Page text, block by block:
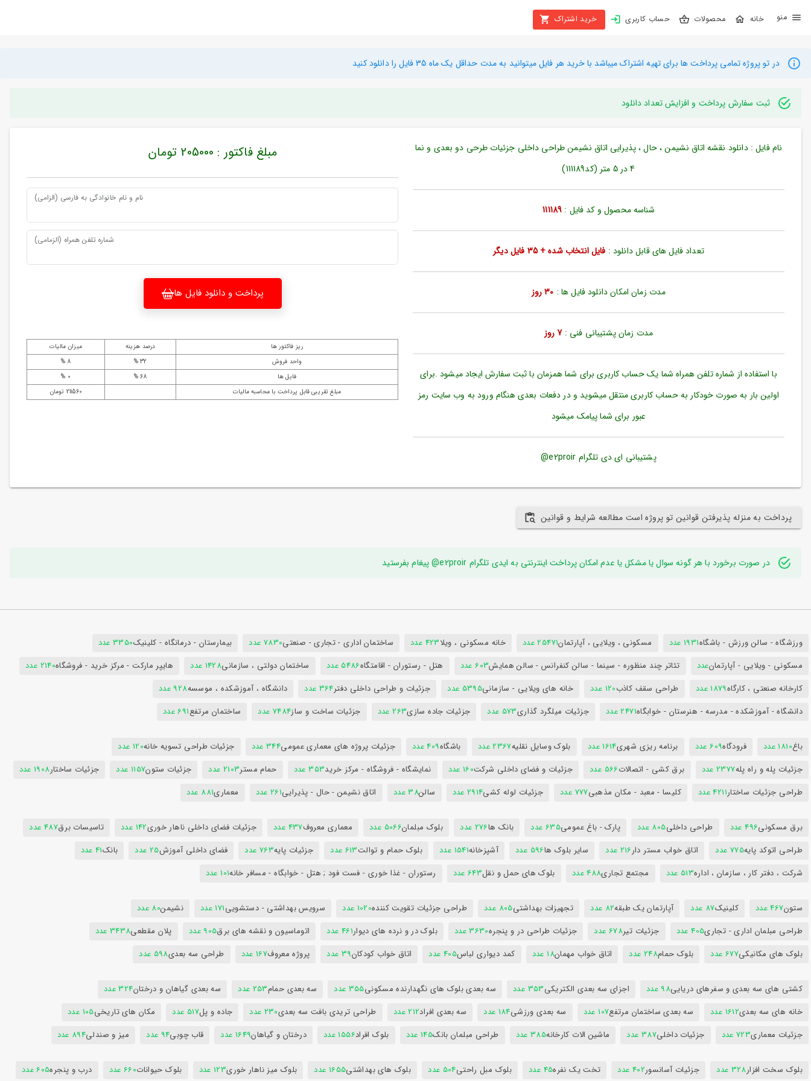
محصولات حساب کاربری خرید اشتراک
بستن
محصولات
اشتراک
ها
حساب
ورود
کاربری
بازیابی
عبور
در تو پروژه تمامی پرداخت ها برای تهیه اشتراک میباشد با خرید هر فایل میتوانید به مدت حداقل یک ماه 35 فایل را دانلود کنید
ثبت سفارش پرداخت و افزایش تعداد دانلود
نام فایل : دانلود نقشه اتاق نشیمن ، حال ، پذیرایی اتاق نشیمن طراحی داخلی جزئیات طرحی دو بعدی و نما
4 در 5 متر (کد111189)
شناسه محصول و کد فایل : 111189
تعداد فایل های قابل دانلود : فایل انتخاب شده + 35 فایل دیگر
مدت زمان امکان دانلود فایل ها : 30 روز
مدت زمان پشتیبانی فنی :7 روز
با استفاده از شماره تلفن همراه شما یک حساب کاربری برای شما همزمان با ثبت سفارش ایجاد میشود .برای
اولین بار به صورت خودکار به حساب کاربری منتقل میشوید و در دفعات بعدی هنگام ورود به وب سایت رمز
عبور برای شما پیامک میشود
پشتیبانی ای دی تلگرام e2proir@
مبلغ فاکتور : 205000 تومان
نام و نام خانوادگی به فارسی (الزامی)
شماره تلفن همراه (الزمامی)
پرداخت و دانلود فایل ها
ریز فاکتور ها درصد هزینه
میزان مالیات
واحد فروش
32 %
8 %
فایل ها
68 %
0 %
مبلغ تقریبی قابل پرداخت با محاسبه مالیات
211560 تومان
پرداخت به منزله پذیرفتن قوانین تو پروژه است مطالعه شرایط و قوانین
در صورت برخورد با هر گونه سوال یا مشکل یا عدم امکان پرداخت اینترنتی به ایدی تلگرام e2proir@ پیغام بفرستید
ورزشگاه - سالن ورزش - باشگاه1931 عدد مسکونی ، ویلایی ، آپارتمان25471 عدد خانه مسکونی ، ویلا423 عدد ساختمان اداری - تجاری - صنعتی7830 عدد بیمارستان - درمانگاه - کلینیک3350 عدد
مسکونی - ویلایی - آپارتمانعدد تئاتر چند منظوره - سینما - سالن کنفرانس - سالن همایش603 عدد هتل - رستوران - اقامتگاه5486 عدد ساختمان دولتی ، سازمانی1428 عدد هایپر مارکت - مرکز خرید - فروشگاه2140 عدد
کارخانه صنعتی ، کارگاه1879 عدد طراحی سقف کاذب120 عدد خانه های ویلایی - سازمانی5395 عدد جزئیات و طراحی داخلی دفتر364 عدد دانشگاه ، آموزشکده ، موسسه928 عدد
دانشگاه - آموزشکده - مدرسه - هنرستان - خوابگاه2471 عدد جزئیات میلگرد گذاری573 عدد جزئیات جاده سازی263 عدد جزئیات ساخت و ساز7484 عدد ساختمان مرتفع691 عدد
باغ1810 عدد فرودگاه609 عدد برنامه ریزی شهری1614 عدد بلوک وسایل نقلیه2367 عدد باشگاه409 عدد جزئیات پروژه های معماری عمومی344 عدد جزئیات طراحی تسویه خانه120 عدد
جزئیات پله و راه پله2377 عدد برق کشی - اتصالات566 عدد جزئیات و فضای داخلی شرکت160 عدد نمایشگاه - فروشگاه - مرکز خرید353 عدد حمام مستر2103 عدد جزئیات ستون1157 عدد جزئیات ساختار1908 عدد
طراحی جزئیات ساختار4211 عدد کلیسا - معبد - مکان مذهبی777 عدد جزئیات لوله کشی2914 عدد سالن38 عدد اتاق نشیمن - حال - پذیرایی261 عدد معماری881 عدد
برق مسکونی496 عدد طراحی داخلی805 عدد پارک - باغ عمومی635 عدد بانک ها276 عدد بلوک مبلمان5066 عدد معماری معروف437 عدد جزئیات فضای داخلی ناهار خوری142 عدد تاسیسات برق487 عدد
طراحی اتوکد پایه775 عدد اتاق خواب مستر دار216 عدد سایر بلوک ها596 عدد آشپزخانه1541 عدد بلوک حمام و توالت613 عدد جزئیات پایه763 عدد فضای داخلی آموزش25 عدد بانک41 عدد
شرکت ، دفتر کار ، سازمان ، اداره513 عدد مجتمع تجاری488 عدد بلوک های حمل و نقل643 عدد رستوران - غذا خوری - فست فود ; هتل - خوابگاه - مسافر خانه101 عدد
ستون467 عدد کلینیک87 عدد آپارتمان یک طبقه82 عدد تجهیزات بهداشتی805 عدد طراحی جزئیات تقویت کننده1020 عدد سرویس بهداشتی - دستشویی171 عدد نشیمن80 عدد
طراحی مبلمان اداری - تجاری405 عدد جزئیات تیر678 عدد جزئیات طراحی در و پنجره3630 عدد بلوک در و نرده های دیوار461 عدد اتوماسیون و نقشه های برق905 عدد پلان مقطعی3438 عدد
بلوک های مکانیکی677 عدد بلوک حمام248 عدد اتاق خواب مهمان18 عدد کمد دیواری لباس405 عدد اتاق خواب کودکان39 عدد پروژه معروف167 عدد طراحی سه بعدی598 عدد
کشتی های سه بعدی و سفرهای دریایی98 عدد اجزای سه بعدی الکتریکی353 عدد سه بعدی بلوک های نگهدارنده مسکونی355 عدد سه بعدی حمام253 عدد سه بعدی گیاهان و درختان324 عدد
خانه های سه بعدی1612 عدد سه بعدی ساختمان مرتفع107 عدد سه بعدی ورزشی184 عدد سه بعدی افراد212 عدد طراحی تریدی بافت سه بعدی230 عدد جاده و پل517 عدد مکان های تاریخی105 عدد
جزئیات معماری723 عدد جزئیات داخلی387 عدد ماشین الات کارخانه385 عدد طراحی مبلمان بانک145 عدد بلوک افراد1556 عدد درختان و گیاهان1649 عدد قاب چوبی94 عدد میز و صندلی894 عدد
بلوک سخت افزار328 عدد جزئیات آسانسور402 عدد تخت یک نفره45 عدد بلوک مبل راحتی504 عدد بلوک های بهداشتی1655 عدد بلوک میز ناهار خوری123 عدد بلوک حیوانات660 عدد درب و پنجره605 عدد